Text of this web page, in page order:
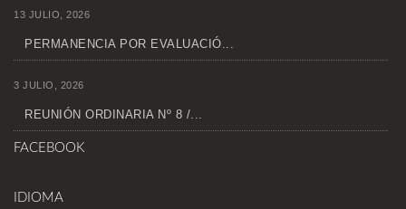
13 JULIO, 2026
PERMANENCIA POR EVALUACIÓ...
3 JULIO, 2026
REUNIÓN ORDINARIA Nº 8 /...
FACEBOOK
IDIOMA